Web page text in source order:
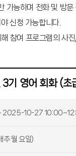
가능하며 전화 및 방문
신청 가능합니다.
참여 프로그램의 사
기 영어 회화 (초
10-27
월 요일)